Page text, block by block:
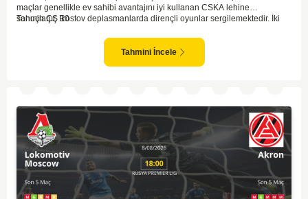
maçlar genellikle ev sahibi avantajını iyi kullanan CSKA lehine
sonuçlanır. Rostov deplasmanlarda dirençli oyunlar sergilemektedir. İki
göstermektedir. CSKA'nın evinde oynayacak olması ve genel istatistikler
göz önüne alındığında, CSKA'nın sahasında kolay kolay puan
kaybetmeyeceğini söyleyebiliriz.
Tahmin ÇŞ 10
Tahmini İncele